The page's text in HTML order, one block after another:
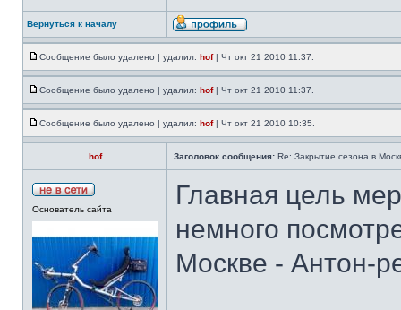
Вернуться к началу
Сообщение было удалено | удалил: hof| Чт окт 21 2010 11:37.
Сообщение было удалено | удалил: hof| Чт окт 21 2010 11:37.
Сообщение было удалено | удалил: hof| Чт окт 21 2010 10:35.
hof Заголовок сообщения: Re: Закрытие сезона в
Основатель сайта
Главная цель
немного
Москве - Антон-